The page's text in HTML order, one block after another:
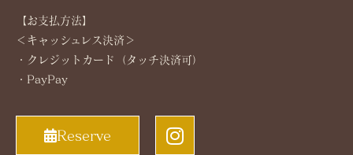
【お支払方法】
＜キャッシュレス決済＞
・クレジットカード（タッチ決済可）
・PayPay
Reserve